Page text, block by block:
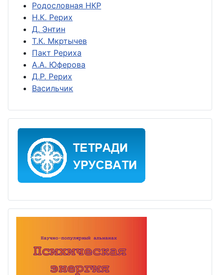
Родословная НКР
Н.К. Рерих
Д. Энтин
Т.К. Мкртычев
Пакт Рериха
А.А. Юферова
Д.Р. Рерих
Васильчик